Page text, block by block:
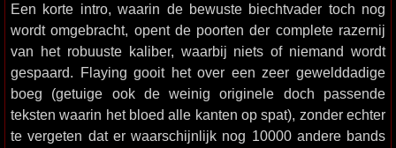
Een korte intro, waarin de bewuste biechtvader toch nog
wordt omgebracht, opent de poorten der complete razernij
van het robuuste kaliber, waarbij niets of niemand wordt
gespaard. Flaying gooit het over een zeer gewelddadige
boeg (getuige ook de weinig originele doch passende
teksten waarin het bloed alle kanten op spat), zonder echter
te vergeten dat er waarschijnlijk nog 10000 andere bands